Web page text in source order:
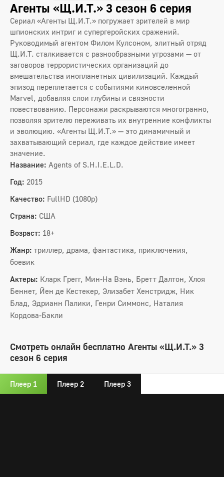
Агенты «Щ.И.Т.» 3 сезон 6 серия
Сериал «Агенты Щ.И.Т.» погружает зрителей в мир
шпионских интриг и супергеройских сражений.
Руководимый агентом Филом Кулсоном, элитный отряд
Щ.И.Т. сталкивается с разнообразными угрозами — от
заговоров террористических организаций до
вмешательства инопланетных цивилизаций. Каждый
эпизод переплетается с событиями киновселенной
Marvel, добавляя слои глубины и связности
повествованию. Персонажи раскрываются многогранно,
позволяя зрителю переживать их внутренние конфликты
и эволюцию. «Агенты Щ.И.Т.» — это динамичный и
захватывающий сериал, где каждое действие имеет
значение.
Название: Agents of S.H.I.E.L.D.
Год: 2015
Качество: FullHD (1080p)
Страна: США
Возраст: 18+
Жанр: триллер, драма, фантастика, приключения,
боевик
Актеры: Кларк Грегг, Мин-На Вэнь, Бретт Далтон, Хлоя
Беннет, Йен де Кестекер, Элизабет Хенстридж, Ник
Блад, Эдрианн Палики, Генри Симмонс, Наталия
Кордова-Бакли
Смотреть онлайн бесплатно Агенты «Щ.И.Т.» 3
сезон 6 серия
Плеер 1 Плеер 2 Плеер 3